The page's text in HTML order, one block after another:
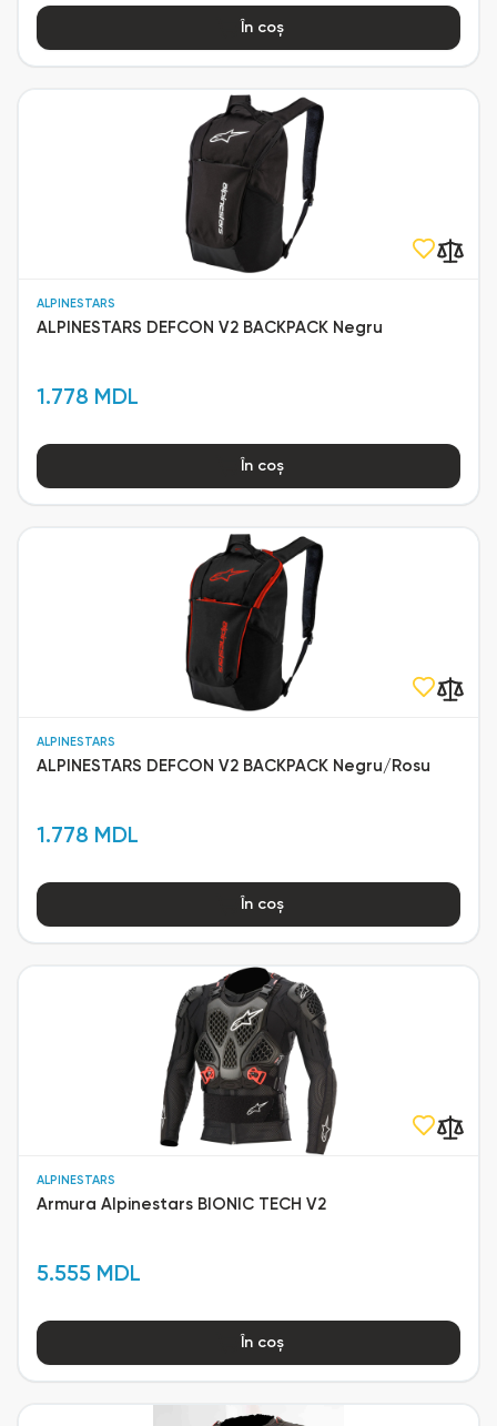
În coș
ALPINESTARS
ALPINESTARS DEFCON V2 BACKPACK Negru
1.778 MDL
În coș
ALPINESTARS
ALPINESTARS DEFCON V2 BACKPACK Negru/Rosu
1.778 MDL
În coș
ALPINESTARS
Armura Alpinestars BIONIC TECH V2
5.555 MDL
În coș